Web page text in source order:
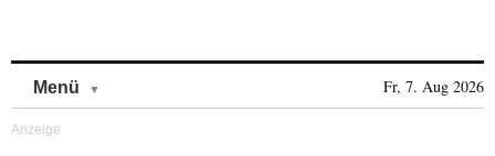
Menü Fr, 7. Aug 2026